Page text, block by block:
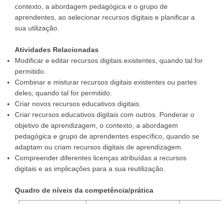
contexto, a abordagem pedagógica e o grupo de
aprendentes, ao selecionar recursos digitais e planificar a
sua utilização.
Atividades Relacionadas
Modificar e editar recursos digitais existentes, quando tal for
permitido.
Combinar e misturar recursos digitais existentes ou partes
deles, quando tal for permitido.
Criar novos recursos educativos digitais.
Criar recursos educativos digitais com outros. Ponderar o
objetivo de aprendizagem, o contexto, a abordagem
pedagógica e grupo de aprendentes específico, quando se
adaptam ou criam recursos digitais de aprendizagem.
Compreender diferentes licenças atribuídas a recursos
digitais e as implicações para a sua reutilização.
Quadro de níveis da competência/prática